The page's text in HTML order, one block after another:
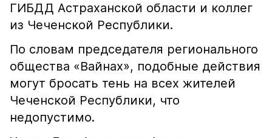
ГИБДД Астраханской области и коллег
из Чеченской Республики.
По словам председателя регионального
общества «Вайнах», подобные действия
могут бросать тень на всех жителей
Чеченской Республики, что
недопустимо.